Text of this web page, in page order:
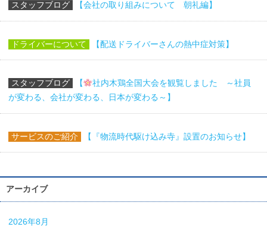
スタッフブログ 【会社の取り組みについて 朝礼編】
ドライバーについて 【配送ドライバーさんの熱中症対策】
スタッフブログ 【
社内木鶏全国大会を観覧しました ～社員
が変わる、会社が変わる、日本が変わる～】
サービスのご紹介 【『物流時代駆け込み寺』設置のお知らせ】
アーカイブ
2026年8月